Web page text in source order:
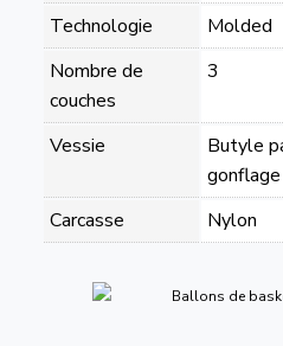
Technologie
Molded
Nombre de
couches
3
Vessie
Butyle
gonflage
Carcasse
Nylon